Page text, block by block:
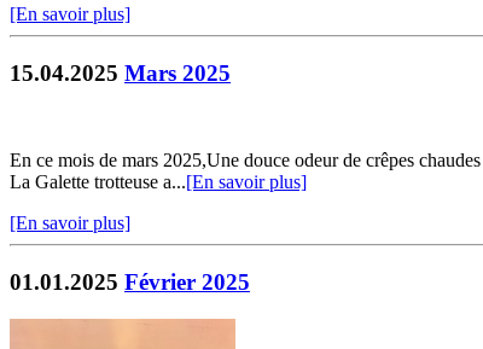
[En savoir plus]
15.04.2025 Mars 2025
En ce mois de mars 2025,Une douce odeur de crêpes
La Galette trotteuse a...[En savoir plus]
[En savoir plus]
01.01.2025 Février 2025